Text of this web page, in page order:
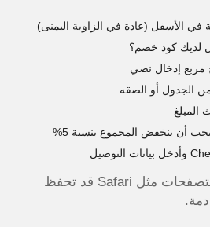
في الأسفل (عادة في الزاوية اليمنى)
لديك كود خصم؟
إدخال نصي
الجدول أو الصقه
المبلغ
أن ينخفض المجموع بنسبة 5%
نصيحة للجوال: بعض المتصفحات مثل Safari قد تحفظ